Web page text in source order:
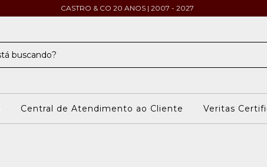
CASTRO & CO 20 ANOS | 2007 - 2027
Central de Atendimento ao Cliente Veritas